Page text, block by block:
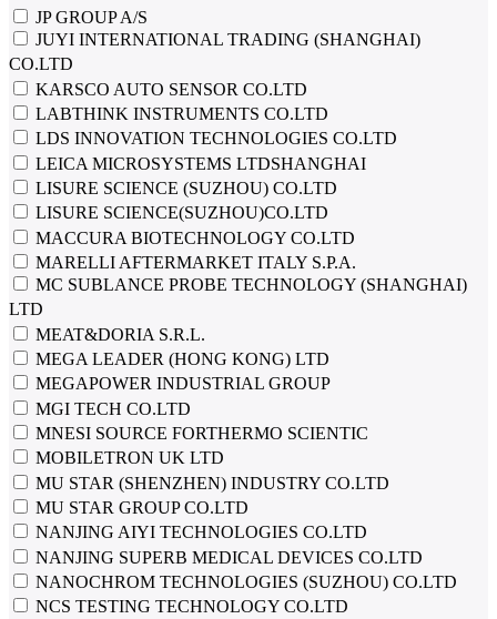
JP GROUP A/S
JUYI INTERNATIONAL TRADING (SHANGHAI)
CO.LTD
KARSCO AUTO SENSOR CO.LTD
LABTHINK INSTRUMENTS CO.LTD
LDS INNOVATION TECHNOLOGIES CO.LTD
LEICA MICROSYSTEMS LTDSHANGHAI
LISURE SCIENCE (SUZHOU) CO.LTD
LISURE SCIENCE(SUZHOU)CO.LTD
MACCURA BIOTECHNOLOGY CO.LTD
MARELLI AFTERMARKET ITALY S.P.A.
MC SUBLANCE PROBE TECHNOLOGY (SHANGHAI)
LTD
MEAT&DORIA S.R.L.
MEGA LEADER (HONG KONG) LTD
MEGAPOWER INDUSTRIAL GROUP
MGI TECH CO.LTD
MNESI SOURCE FORTHERMO SCIENTIC
MOBILETRON UK LTD
MU STAR (SHENZHEN) INDUSTRY CO.LTD
MU STAR GROUP CO.LTD
NANJING AIYI TECHNOLOGIES CO.LTD
NANJING SUPERB MEDICAL DEVICES CO.LTD
NANOCHROM TECHNOLOGIES (SUZHOU) CO.LTD
NCS TESTING TECHNOLOGY CO.LTD